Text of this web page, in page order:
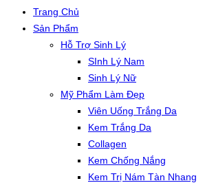
Trang Chủ
Sản Phẩm
Hỗ Trợ Sinh Lý
SInh Lý Nam
Sinh Lý Nữ
Mỹ Phẩm Làm Đẹp
Viên Uống Trắng Da
Kem Trắng Da
Collagen
Kem Chống Nắng
Kem Trị Nám Tàn Nhang